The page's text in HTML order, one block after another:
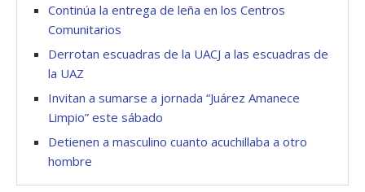
Continúa la entrega de leña en los Centros
Comunitarios
Derrotan escuadras de la UACJ a las escuadras de
la UAZ
Invitan a sumarse a jornada “Juárez Amanece
Limpio” este sábado
Detienen a masculino cuanto acuchillaba a otro
hombre